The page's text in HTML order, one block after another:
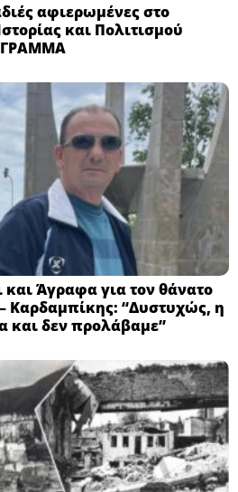
αφιερωμένες στο
και Πολιτισμού
Άγραφα για τον θάνατο
Καρδαμπίκης: “Δυστυχώς, η
και δεν προλάβαμε”